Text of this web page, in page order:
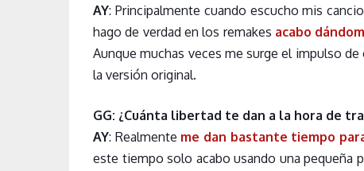
AY: Principalmente cuando escucho mis
hago de verdad en los remakes acabo
Aunque muchas veces me surge el impulso
la versión original.
GG: ¿Cuánta libertad te dan a la hora de
AY: Realmente me dan bastante tiempo
este tiempo solo acabo usando una pequeña